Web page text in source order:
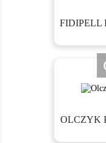
FIDIPELL
OLCZYK